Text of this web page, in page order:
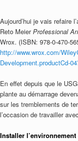
Aujourd’hui je vais refaire
Reto MeierProfessional
Wrox. (ISBN: 978-0-470-
http://www.wrox.com/
Development.productCd-
En effet depuis que le
plante au démarrage
sur les tremblements de
l’occasion de travailler
Installer